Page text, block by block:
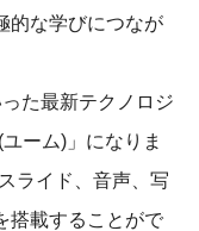
的な学びにつなが
た最新テクノロジ
ーム)」になりま
ライド、音声、写
搭載することがで